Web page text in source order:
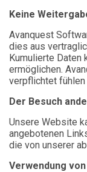
Keine
Avanquest
dies aus
Kumulierte Daten
ermöglichen.
verpflichtet fühlen
Der Besuch
Unsere Website
angebotenen
die von unserer
Verwendung